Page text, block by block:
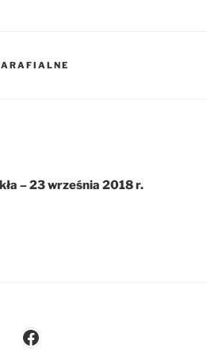
– 23 września 2018 r.
Facebook